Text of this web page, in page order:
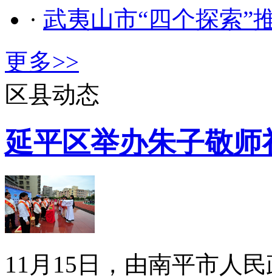
· 武夷山市“四个探索”
更多>>
区县动态
延平区举办朱子敬师
11月15日，由南平市人